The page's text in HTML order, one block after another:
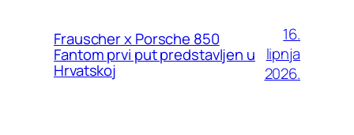
Frauscher x Porsche 850
Fantom prvi put predstavljen u
Hrvatskoj
16.
lipnja
2026.